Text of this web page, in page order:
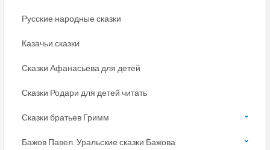
Русские народные сказки
Казачьи сказки
Сказки Афанасьева для детей
Сказки Родари для детей читать
Сказки братьев Гримм
Бажов Павел. Уральские сказки Бажова